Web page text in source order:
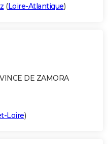
(Loire-Atlantique)
DE ZAMORA
Loire)